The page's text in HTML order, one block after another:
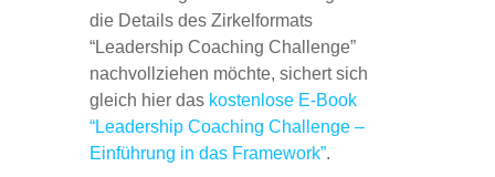
die Details des Zirkelformats
“Leadership Coaching Challenge”
nachvollziehen möchte, sichert sich
gleich hier das kostenlose E-Book
“Leadership Coaching Challenge –
Einführung in das Framework”.